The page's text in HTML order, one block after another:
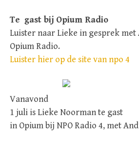
Te gast bij Opium Radio
Luister naar Lieke in gesprek met
Opium Radio.
Luister hier op de site van npo 4
Vanavond
1 juli is Lieke Noorman te gast
in Opium bij NPO Radio 4, met